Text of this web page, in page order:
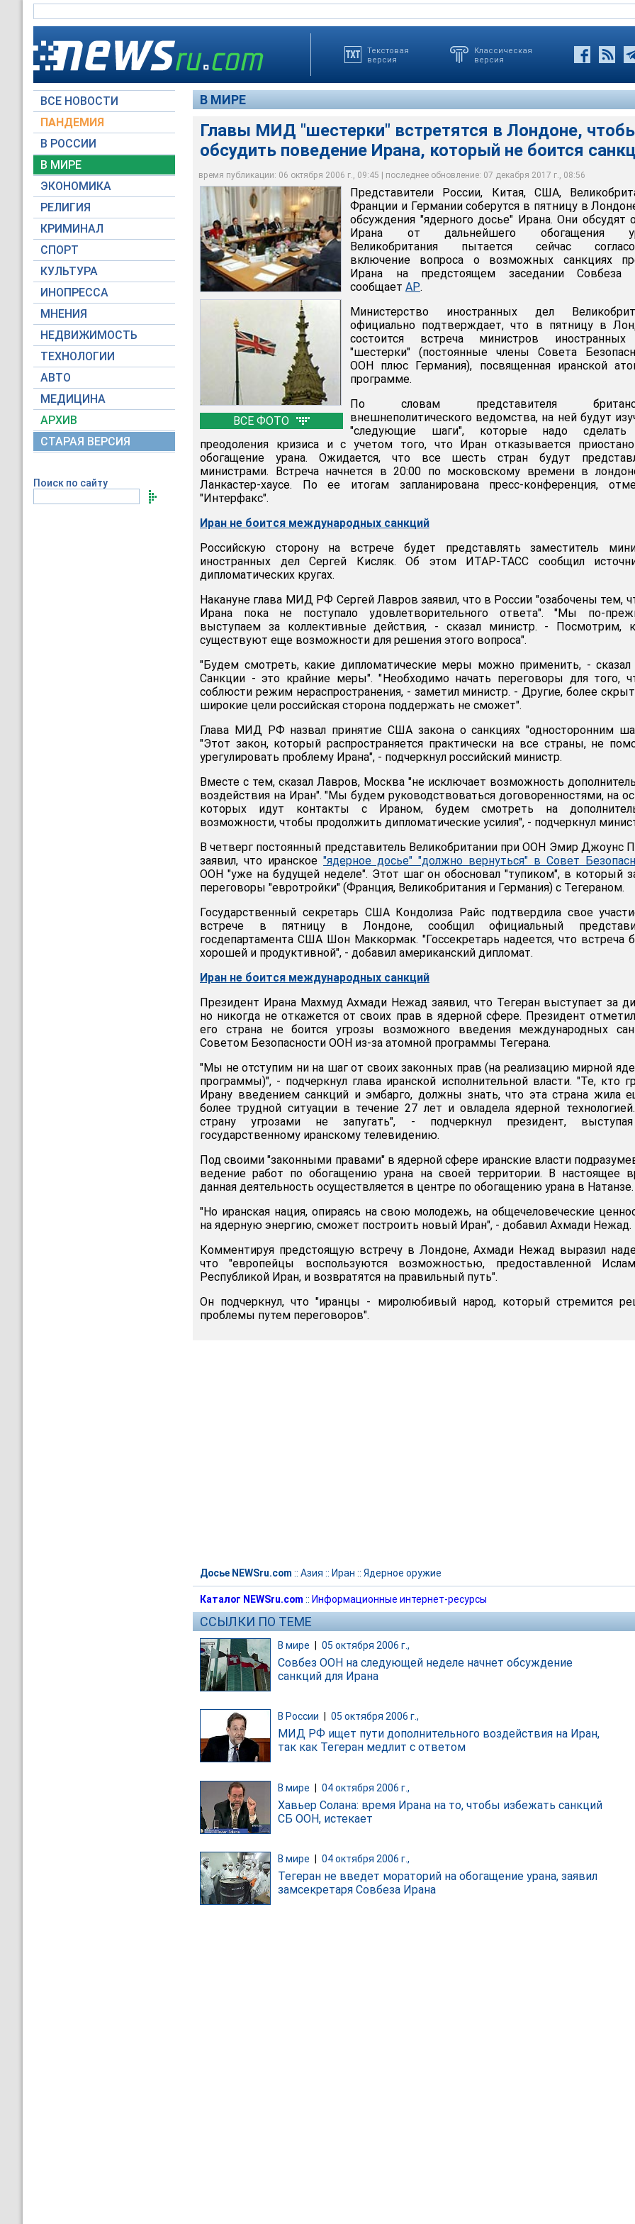
Текстовая
версия
Классическая
версия
ВСЕ НОВОСТИ
ПАНДЕМИЯ
В РОССИИ
В МИРЕ
ЭКОНОМИКА
РЕЛИГИЯ
КРИМИНАЛ
СПОРТ
КУЛЬТУРА
ИНОПРЕССА
МНЕНИЯ
НЕДВИЖИМОСТЬ
ТЕХНОЛОГИИ
АВТО
МЕДИЦИНА
АРХИВ
СТАРАЯ ВЕРСИЯ
Поиск по сайту
В МИРЕ
Главы МИД "шестерки" встретятся в Лондоне,
обсудить поведение Ирана, который не боится
время публикации: 06 октября 2006 г., 09:45 | последнее обновление: 07 декабря 2017 г., 08:56
ВСЕ ФОТО
Представители России, Китая, США, Великобритании, Франции и Германии соберутся
в пятницу в Лондоне для обсуждения "ядерного досье" Ирана
AP Photo
По словам представителя британского внешнеполитического ведомства, на ней
будут изучены "следующие шаги", которые надо сделать для преодоления кризиса и
с учетом того, что Иран отказывается приостановить обогащение урана
Встреча начнется в 20:00 по московскому времени в лондонском Ланкастер-хаусе. По
ее итогам запланирована пресс-конференция
fco.gov.uk
Представители России, Китая, США,
Франции и Германии соберутся в пятницу в
обсуждения "ядерного досье" Ирана. Они обсудят
Ирана от дальнейшего обогащения
Великобритания пытается сейчас
включение вопроса о возможных санкциях
Ирана на предстоящем заседании Совбеза
сообщает АР.
Министерство иностранных дел
официально подтверждает, что в пятницу в
состоится встреча министров
"шестерки" (постоянные члены Совета
ООН плюс Германия), посвященная иранской
программе.
По словам представителя
внешнеполитического ведомства, на ней будут
"следующие шаги", которые надо сделать
преодоления кризиса и с учетом того, что Иран отказывается
обогащение урана. Ожидается, что все шесть стран будут
министрами. Встреча начнется в 20:00 по московскому времени в
Ланкастер-хаусе. По ее итогам запланирована пресс-конференция,
"Интерфакс".
Иран не боится международных санкций
Российскую сторону на встрече будет представлять заместитель
иностранных дел Сергей Кисляк. Об этом ИТАР-ТАСС сообщил
дипломатических кругах.
Накануне глава МИД РФ Сергей Лавров заявил, что в России "озабочены тем,
Ирана пока не поступало удовлетворительного ответа". "Мы по-
выступаем за коллективные действия, - сказал министр. - Посмотрим,
существуют еще возможности для решения этого вопроса".
"Будем смотреть, какие дипломатические меры можно применить, -
Санкции - это крайние меры". "Необходимо начать переговоры для того,
соблюсти режим нераспространения, - заметил министр. - Другие, более
широкие цели российская сторона поддержать не сможет".
Глава МИД РФ назвал принятие США закона о санкциях "односторонним
"Этот закон, который распространяется практически на все страны, не
урегулировать проблему Ирана", - подчеркнул российский министр.
Вместе с тем, сказал Лавров, Москва "не исключает возможность
воздействия на Иран". "Мы будем руководствоваться договоренностями, на
которых идут контакты с Ираном, будем смотреть на
возможности, чтобы продолжить дипломатические усилия", - подчеркнул
В четверг постоянный представитель Великобритании при ООН Эмир Джоунс
заявил, что иранское "ядерное досье" "должно вернуться" в Совет
ООН "уже на будущей неделе". Этот шаг он обосновал "тупиком", в который
переговоры "евротройки" (Франция, Великобритания и Германия) с Тегераном.
Государственный секретарь США Кондолиза Райс подтвердила свое
встрече в пятницу в Лондоне, сообщил официальный
госдепартамента США Шон Маккормак. "Госсекретарь надеется, что встреча
хорошей и продуктивной", - добавил американский дипломат.
Иран не боится международных санкций
Президент Ирана Махмуд Ахмади Нежад заявил, что Тегеран выступает за
но никогда не откажется от своих прав в ядерной сфере. Президент
его страна не боится угрозы возможного введения международных
Советом Безопасности ООН из-за атомной программы Тегерана.
"Мы не отступим ни на шаг от своих законных прав (на реализацию мирной
программы)", - подчеркнул глава иранской исполнительной власти. "Те, кто
Ирану введением санкций и эмбарго, должны знать, что эта страна жила
более трудной ситуации в течение 27 лет и овладела ядерной
страну угрозами не запугать", - подчеркнул президент,
государственному иранскому телевидению.
Под своими "законными правами" в ядерной сфере иранские власти
ведение работ по обогащению урана на своей территории. В настоящее
данная деятельность осуществляется в центре по обогащению урана в Натанзе.
"Но иранская нация, опираясь на свою молодежь, на общечеловеческие
на ядерную энергию, сможет построить новый Иран", - добавил Ахмади Нежад.
Комментируя предстоящую встречу в Лондоне, Ахмади Нежад выразил
что "европейцы воспользуются возможностью, предоставленной
Республикой Иран, и возвратятся на правильный путь".
Он подчеркнул, что "иранцы - миролюбивый народ, который стремится
проблемы путем переговоров".
Досье NEWSru.com :: Азия :: Иран :: Ядерное оружие
Каталог NEWSru.com :: Информационные интернет-ресурсы
ССЫЛКИ ПО ТЕМЕ
В мире 05 октября 2006 г.,
Совбез ООН на следующей неделе начнет обсуждение
санкций для Ирана
В России 05 октября 2006 г.,
МИД РФ ищет пути дополнительного воздействия на Иран,
так как Тегеран медлит с ответом
В мире | 04 октября 2006 г.,
Хавьер Солана: время Ирана на то, чтобы избежать санкций
СБ ООН, истекает
В мире 04 октября 2006 г.,
Тегеран не введет мораторий на обогащение урана, заявил
замсекретаря Совбеза Ирана